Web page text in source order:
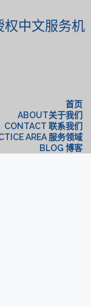
权中文服务机
首页
ABOUT关于我们
CONTACT 联系我们
AREA 服务领域
BLOG 博客